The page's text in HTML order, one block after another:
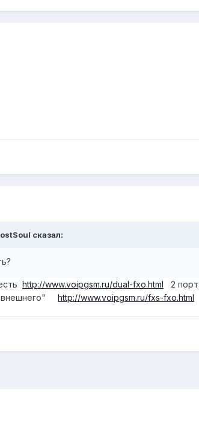
сказал:
http://www.voipgsm.ru/dual-fxo.html 2
"внешнего" http://www.voipgsm.ru/fxs-fxo.html